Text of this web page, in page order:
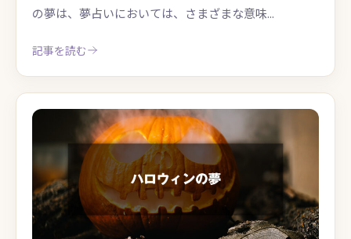
の夢は、夢占いにおいては、さまざまな意味...
記事を読む